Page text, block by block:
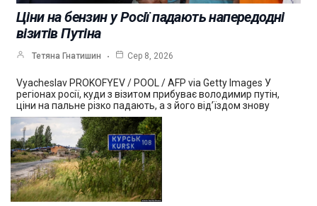
Ціни на бензин у Росії падають напередодні
візитів Путіна
Тетяна Гнатишин Сер 8, 2026
Vyacheslav PROKOFYEV / POOL / AFP via Getty Images У
регіонах росії, куди з візитом прибуває володимир путін,
ціни на пальне різко падають, а з його від’їздом знову